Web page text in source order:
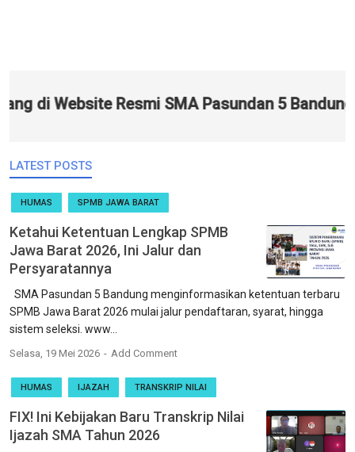
di Website Resmi SMA Pasundan 5 Bandung
LATEST POSTS
HUMAS SPMB JAWA BARAT
Ketahui Ketentuan Lengkap SPMB
Jawa Barat 2026, Ini Jalur dan
Persyaratannya
SMA Pasundan 5 Bandung menginformasikan ketentuan terbaru
SPMB Jawa Barat 2026 mulai jalur pendaftaran, syarat, hingga
sistem seleksi. www...
Selasa, 19 Mei 2026 Add Comment
HUMAS IJAZAH TRANSKRIP NILAI
FIX! Ini Kebijakan Baru Transkrip Nilai
Ijazah SMA Tahun 2026